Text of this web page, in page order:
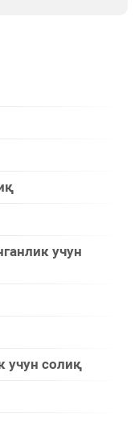
учун
учун солиқ